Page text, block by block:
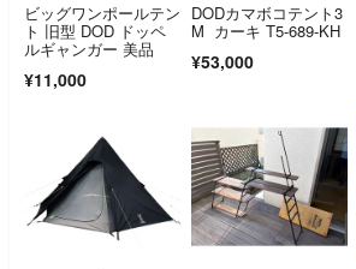
ビッグワンポールテン
ト 旧型 DOD ドッペ
ルギャンガー 美品
¥11,000
DODカマボコテント3
M カーキ T5-689-KH
¥53,000